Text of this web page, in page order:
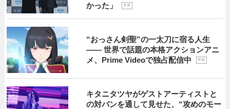
かった」
P R
“おっさん剣聖”の一太刀に宿る人生
―― 世界で話題の本格アクションアニ
メ、Prime Videoで独占配信中
P R
キタニタツヤがゲストアーティストと
の対バンを通して見せた、“攻めのモー